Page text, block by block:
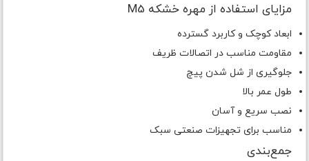
مزایای استفاده از مهره خشکه M5
ابعاد کوچک و کاربرد گسترده
مقاومت مناسب در اتصالات ظریف
جلوگیری از شل شدن پیچ
طول عمر بالا
نصب سریع و آسان
مناسب برای تجهیزات صنعتی سبک
جمع‌بندی